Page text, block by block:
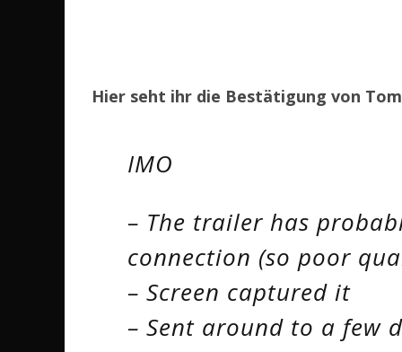
Hier seht ihr die Bestätigung von
IMO
– The trailer has
connection (so poor
– Screen captured it
– Sent around to a few